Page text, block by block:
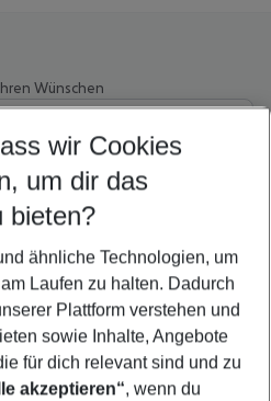
Wünschen
5-8 Nächte
anzeigen
wir Cookies
um dir das
bieten?
ähnliche Technologien, um
Laufen zu halten. Dadurch
Plattform verstehen und
sowie Inhalte, Angebote
für dich relevant sind und zu
akzeptieren“, wenn du